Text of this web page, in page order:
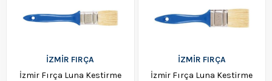
İZMİR FIRÇA
İzmir Fırça Luna Kestirme
İZMİR FIRÇA
İzmir Fırça Luna Kestirme